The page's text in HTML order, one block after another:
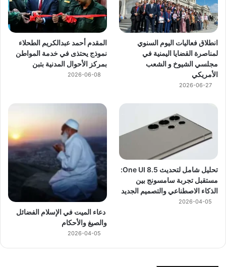
انطلاق فعاليات اليوم السنوي
لمناصرة القضايا اليمنية في
مجلسي الشيوخ و الشعب
الأمريكي
2026-06-27
المقدم أحمد عبدالكريم الطحلاء
نموذج يحتذى في خدمة المواطن
بمركز الأحوال المدنية بتبن
2026-06-08
تحليل شامل لتحديث One UI 8.5:
مستقبل تجربة سامسونج بين
الذكاء الاصطناعي والتصميم الجديد
2026-04-05
دعاء الميت في الإسلام الفضائل
والصيغ والأحكام
2026-04-05